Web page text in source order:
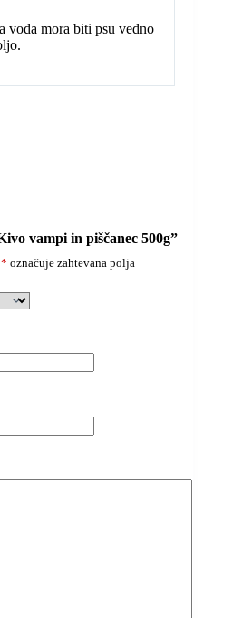
voda mora biti psu vedno
vampi in piščanec 500g”
* označuje zahtevana polja